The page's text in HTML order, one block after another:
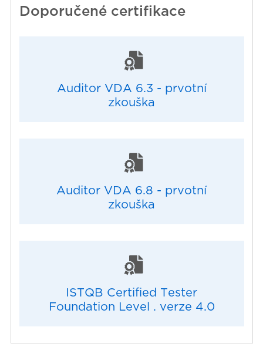
Doporučené certifikace
Auditor VDA 6.3 - prvotní
zkouška
Auditor VDA 6.8 - prvotní
zkouška
ISTQB Certified Tester
Foundation Level . verze 4.0